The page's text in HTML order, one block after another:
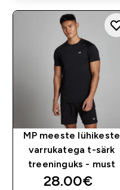
MP meeste lühikeste
varrukatega t-särk
treeninguks - must
28.00€‎